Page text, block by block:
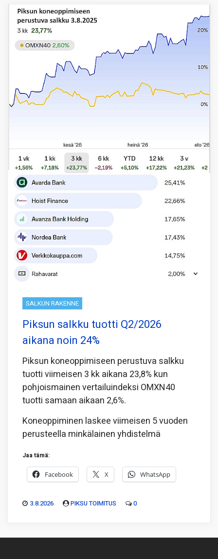
SALKUN RAKENNE
Piksun salkku tuotti Q2/2026
aikana noin 24%
Piksun koneoppimiseen perustuva salkku
tuotti viimeisen 3 kk aikana 23,8% kun
pohjoismainen vertailuindeksi OMXN40
tuotti samaan aikaan 2,6%.
Koneoppiminen laskee viimeisen 5 vuoden
perusteella minkälainen yhdistelmä
Jaa tämä:
Facebook X WhatsApp
3.8.2026 PIKSU TOIMITUS 0